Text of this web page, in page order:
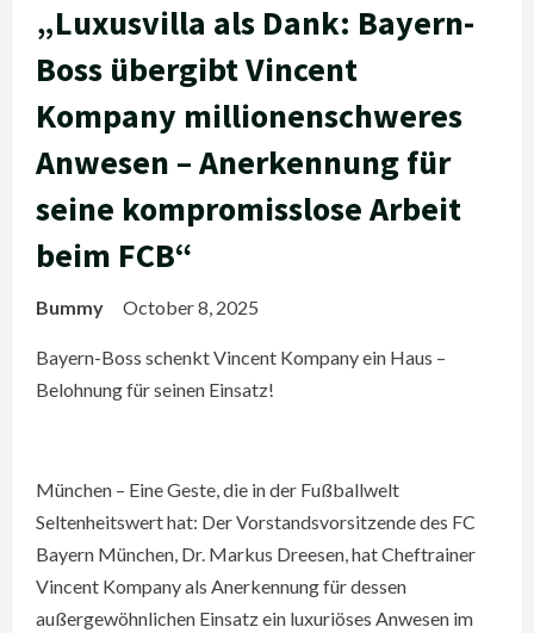
„Luxusvilla als Dank: Bayern-
Boss übergibt Vincent
Kompany millionenschweres
Anwesen – Anerkennung für
seine kompromisslose Arbeit
beim FCB“
Bummy October 8, 2025
Bayern-Boss schenkt Vincent Kompany ein Haus –
Belohnung für seinen Einsatz!
München – Eine Geste, die in der Fußballwelt
Seltenheitswert hat: Der Vorstandsvorsitzende des FC
Bayern München, Dr. Markus Dreesen, hat Cheftrainer
Vincent Kompany als Anerkennung für dessen
außergewöhnlichen Einsatz ein luxuriöses Anwesen im